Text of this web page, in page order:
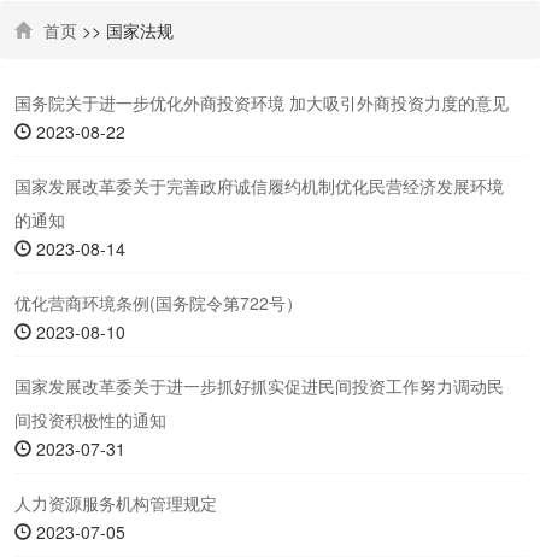
首页 >> 国家法规
国务院关于进一步优化外商投资环境 加大吸引外商投资力度的意见
2023-08-22
国家发展改革委关于完善政府诚信履约机制优化民营经济发展环境
的通知
2023-08-14
优化营商环境条例(国务院令第722号）
2023-08-10
国家发展改革委关于进一步抓好抓实促进民间投资工作努力调动民
间投资积极性的通知
2023-07-31
人力资源服务机构管理规定
2023-07-05